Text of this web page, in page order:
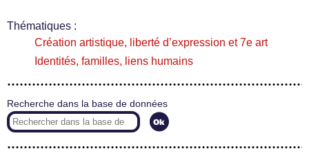
Thématiques :
Création artistique, liberté d’expression et 7e art
Identités, familles, liens humains
Recherche dans la base de données